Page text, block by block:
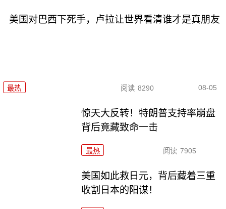
美国对巴西下死手，卢拉让世界看清谁才是真朋友
最热 阅读 8290 08-05
惊天大反转！特朗普支持率崩盘
背后竟藏致命一击
最热 阅读 7905
美国如此救日元，背后藏着三重
收割日本的阳谋！